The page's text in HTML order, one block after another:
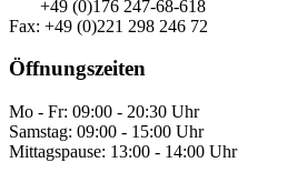
+49 (0)176 247-68-618
Fax: +49 (0)221 298 246 72
Öffnungszeiten
Mo - Fr: 09:00 - 20:30 Uhr
Samstag: 09:00 - 15:00 Uhr
Mittagspause: 13:00 - 14:00 Uhr